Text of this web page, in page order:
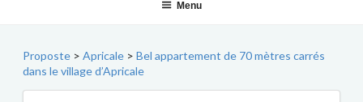
Menu
Proposte > Apricale > Bel appartement de 70 mètres carrés
dans le village d’Apricale